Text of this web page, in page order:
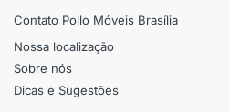
Contato Pollo Móveis Brasília
Nossa localização
Sobre nós
Dicas e Sugestões